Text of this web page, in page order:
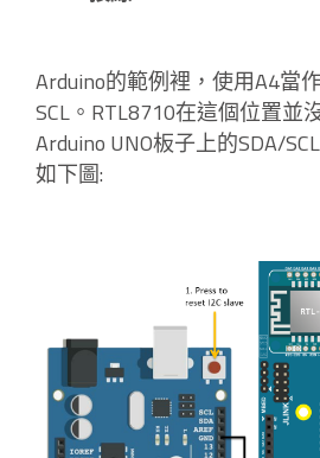
Arduino的範例裡，使用A4當
SCL。RTL8710在這個位置並
Arduino UNO板子上的SDA/
如下圖: